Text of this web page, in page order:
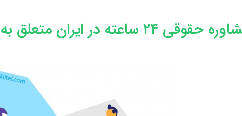
در ایران متعلق به چه ارگانی است؟